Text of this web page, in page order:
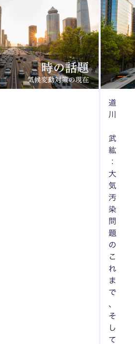
道
川
武
紘
：
大
気
汚
染
問
題
の
こ
れ
ま
で
、
そ
し
て